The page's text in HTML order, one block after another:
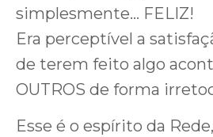
simplesmente… FELIZ!
Era perceptível a
de terem feito algo
OUTROS de forma
Esse é o espírito da